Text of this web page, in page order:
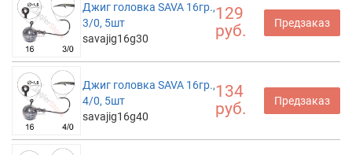
Джиг головка SAVA 16гр.,
3/0, 5шт
savajig16g30
129
руб.
Предзаказ
Джиг головка SAVA 16гр.,
4/0, 5шт
savajig16g40
134
руб.
Предзаказ